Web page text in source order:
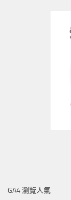
GA4 瀏覽人氣